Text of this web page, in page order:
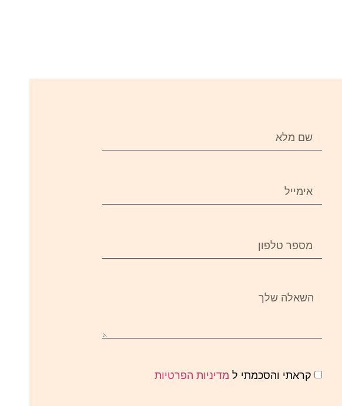
קראתי והסכמתי ל מדיניות הפרטיות